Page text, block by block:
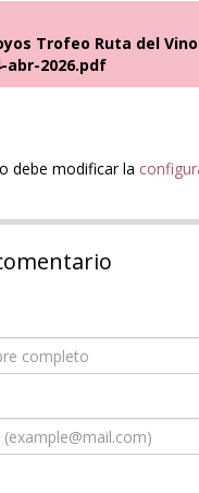
Trofeo Ruta del
abr-2026.pdf
debe modificar la